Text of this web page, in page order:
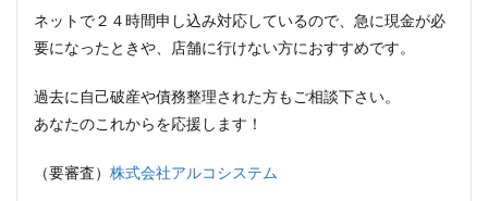
ネットで２４時間申し込み対応しているので、急に現金が必
要になったときや、店舗に行けない方におすすめです。
過去に自己破産や債務整理された方もご相談下さい。
あなたのこれからを応援します！
（要審査） 株式会社アルコシステム